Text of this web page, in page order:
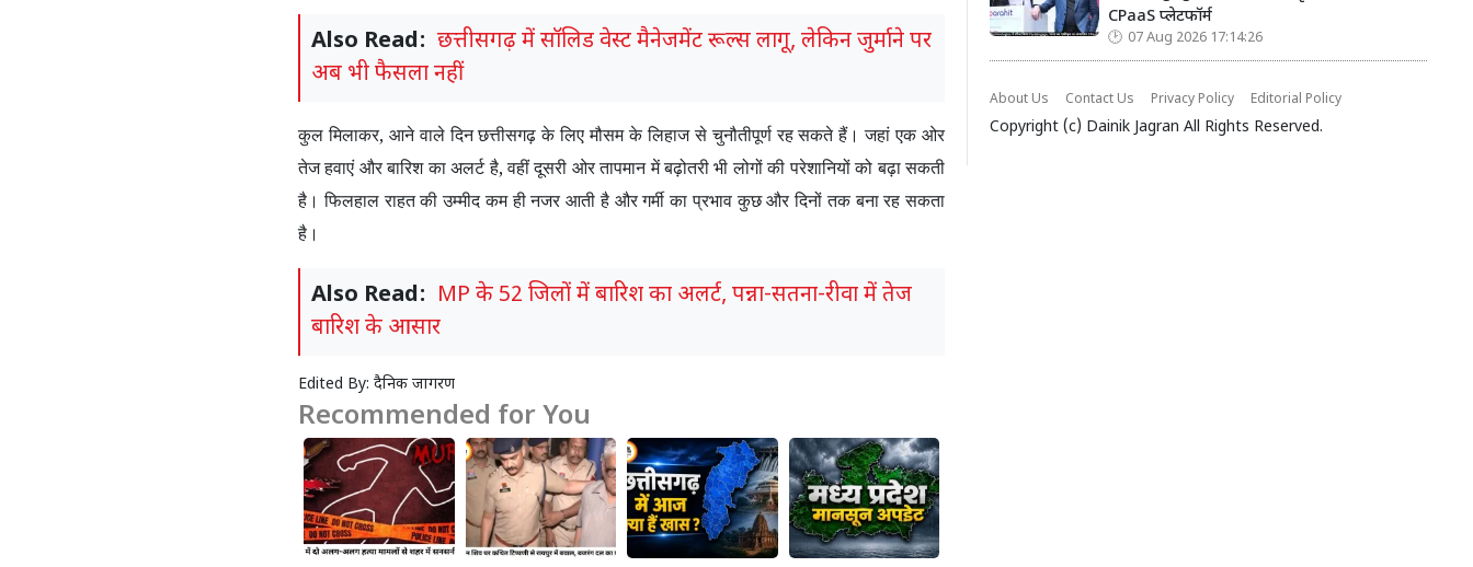
Also Read: छत्तीसगढ़ में सॉलिड वेस्ट मैनेजमेंट रूल्स लागू, लेकिन जुर्माने पर
अब भी फैसला नहीं
कुल मिलाकर, आने वाले दिन छत्तीसगढ़ के लिए मौसम के लिहाज से चुनौतीपूर्ण रह सकते हैं। जहां एक ओर
तेज हवाएं और बारिश का अलर्ट है,वहीं दूसरी ओर तापमान में बढ़ोतरी भी लोगों की परेशानियों को बढ़ा सकती
है। फिलहाल राहत की उम्मीद कम ही नजर आती है और गर्मी का प्रभाव कुछ और दिनों तक बना रह सकता
है।
Also Read: MP के 52 जिलों में बारिश का अलर्ट, पन्ना-सतना-रीवा में तेज
बारिश के आसार
Edited By: दैनिक जागरण
Recommended for You
CPaaS प्लेटफॉर्म
07 Aug 2026 17:14:26
About Us Contact Us Privacy Policy Editorial Policy
Copyright (c) Dainik Jagran All Rights Reserved.